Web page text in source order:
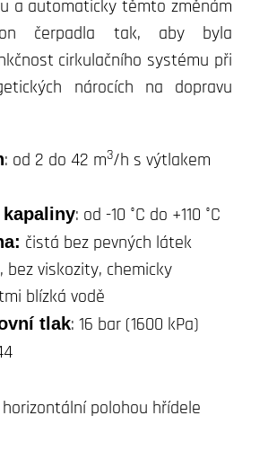
a automaticky těmto změnám
čerpadla tak, aby byla
cirkulačního systému při
nárocích na dopravu
: od 2 do 42 m3/h s výtlakem
: od -10 °C do +110 °C
čistá bez pevných látek
bez viskozity, chemicky
blízká vodě
tlak: 16 bar (1600 kPa)
polohou hřídele